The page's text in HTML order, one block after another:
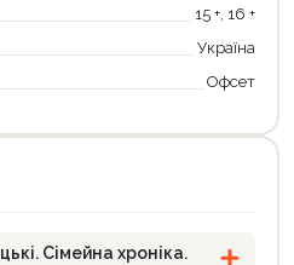
15 +, 16 +
Україна
Офсет
Сімейна хроніка.